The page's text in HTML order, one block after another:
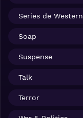
Series de Western
Soap
Suspense
Talk
Terror